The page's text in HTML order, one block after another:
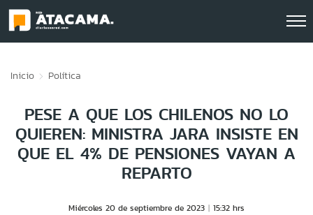
Inicio Política
PESE A QUE LOS CHILENOS NO LO
QUIEREN: MINISTRA JARA INSISTE EN
QUE EL 4% DE PENSIONES VAYAN A
REPARTO
Miércoles 20 de septiembre de 2023 15:32 hrs